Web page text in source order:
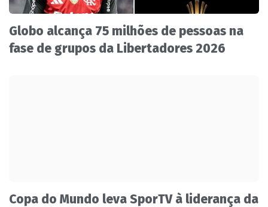
Globo alcança 75 milhões de pessoas na
fase de grupos da Libertadores 2026
Copa do Mundo leva SporTV à liderança da